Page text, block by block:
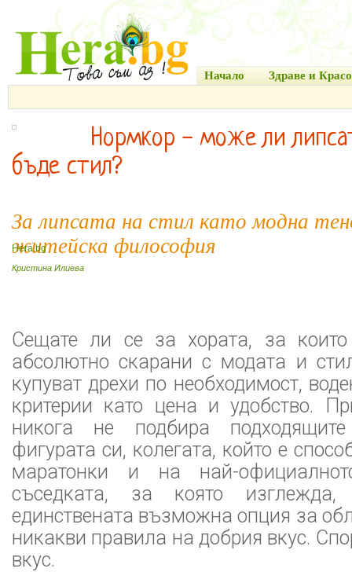
Начало Здраве и
Нормкор - може ли
бъде стил?
За липсата на стил като модна
житейска философия
Hera.bg
Кристина Илиева
Сещате ли се за хората, за
абсолютно скарани с модата и
купуват дрехи по необходимост,
критерии като цена и удобство.
никога не подбира
фигурата си, колегата, който е
маратонки и на най-
съседката, за която
единствената възможна опция за
никакви правила на добрия вкус.
вкус.